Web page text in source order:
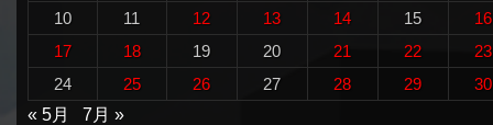
10
11 12 13 14 15
16
17
18 19 20 21 22
23
24
25 26 27 28 29
30
« 5月
7月 »